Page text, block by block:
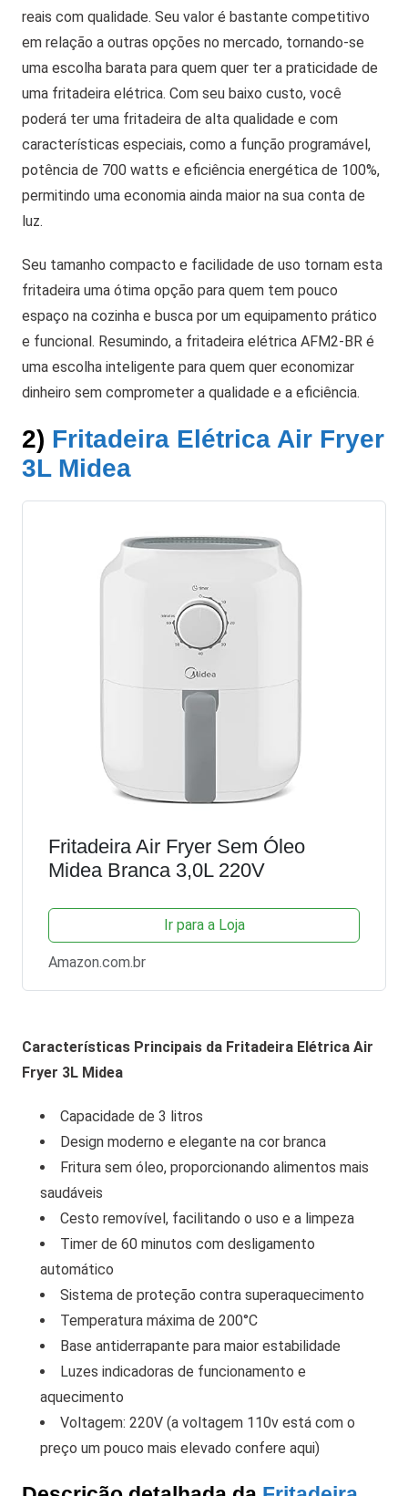
reais com qualidade. Seu valor é bastante competitivo
em relação a outras opções no mercado, tornando-se
uma escolha barata para quem quer ter a praticidade de
uma fritadeira elétrica. Com seu baixo custo, você
poderá ter uma fritadeira de alta qualidade e com
características especiais, como a função programável,
potência de 700 watts e eficiência energética de 100%,
permitindo uma economia ainda maior na sua conta de
luz.
Seu tamanho compacto e facilidade de uso tornam esta
fritadeira uma ótima opção para quem tem pouco
espaço na cozinha e busca por um equipamento prático
e funcional. Resumindo, a fritadeira elétrica AFM2-BR é
uma escolha inteligente para quem quer economizar
dinheiro sem comprometer a qualidade e a eficiência.
2) Fritadeira Elétrica Air Fryer
3L Midea
Fritadeira Air Fryer Sem Óleo
Midea Branca 3,0L 220V
Ir para a Loja
Amazon.com.br
Características Principais da Fritadeira Elétrica Air
Fryer 3L Midea
Capacidade de 3 litros
Design moderno e elegante na cor branca
Fritura sem óleo, proporcionando alimentos mais
saudáveis
Cesto removível, facilitando o uso e a limpeza
Timer de 60 minutos com desligamento
automático
Sistema de proteção contra superaquecimento
Temperatura máxima de 200°C
Base antiderrapante para maior estabilidade
Luzes indicadoras de funcionamento e
aquecimento
Voltagem: 220V (a voltagem 110v está com o
preço um pouco mais elevado confere aqui)